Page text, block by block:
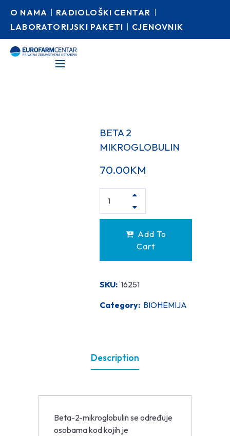
O NAMA
RADIOLOŠKI CENTAR
LABORATORIJSKI PAKETI
CJENOVNIK
BETA 2
MIKROGLOBULIN
70.00KM
Add To
Cart
SKU: 16251
Category: BIOHEMIJA
Description
Beta-2-mikroglobulin se određuje
osobama kod kojih je